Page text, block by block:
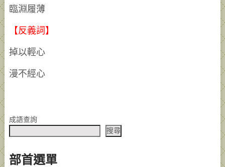
臨淵履薄
【反義詞】
掉以輕心
漫不經心
成語查詢
搜尋
部首選單